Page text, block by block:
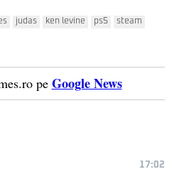
judas ken levine ps5
steam
pe Google News
17:02